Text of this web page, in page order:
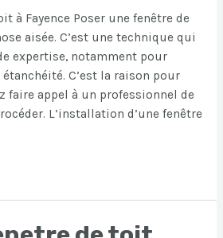
à Fayence Poser une fenêtre de
aisée. C’est une technique qui
expertise, notamment pour
C’est la raison pour
faire appel à un professionnel de
L’installation d’une fenêtre